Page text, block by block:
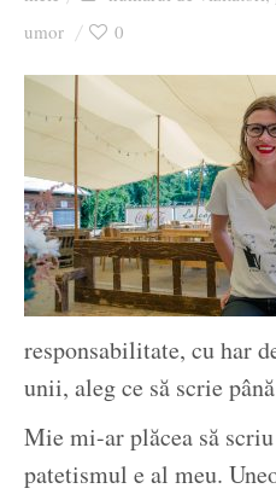
umor 0
responsabilitate, cu har
unii, aleg ce să scrie
Mie mi-ar plăcea să
patetismul e al meu.